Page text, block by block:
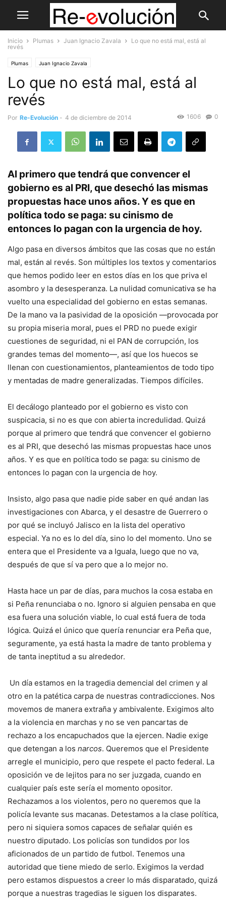
Inicio Plumas Juan Ignacio Zavala
Lo que no está mal, está al
revés
Plumas Juan Ignacio Zavala
Lo que no está mal, está al
revés
Por Re-Evolución - 4 de diciembre de 2014 0
1606
Al primero que tendrá que convencer el
gobierno es al PRI, que desechó las mismas
propuestas hace unos años. Y es que en
política todo se paga: su cinismo de
entonces lo pagan con la urgencia de hoy.
Algo pasa en diversos ámbitos que las cosas que no están
mal, están al revés. Son múltiples los textos y comentarios
que hemos podido leer en estos días en los que priva el
asombro y la desesperanza. La nulidad comunicativa se ha
vuelto una especialidad del gobierno en estas semanas.
De la mano va la pasividad de la oposición —provocada por
su propia miseria moral, pues el PRD no puede exigir
cuestiones de seguridad, ni el PAN de corrupción, los
grandes temas del momento—, así que los huecos se
llenan con cuestionamientos, planteamientos de todo tipo
y mentadas de madre generalizadas. Tiempos difíciles.
El decálogo planteado por el gobierno es visto con
suspicacia, si no es que con abierta incredulidad. Quizá
porque al primero que tendrá que convencer el gobierno
es al PRI, que desechó las mismas propuestas hace unos
años. Y es que en política todo se paga: su cinismo de
entonces lo pagan con la urgencia de hoy.
Insisto, algo pasa que nadie pide saber en qué andan las
investigaciones con Abarca, y el desastre de Guerrero o
por qué se incluyó Jalisco en la lista del operativo
especial. Ya no es lo del día, sino lo del momento. Uno se
entera que el Presidente va a Iguala, luego que no va,
después de que sí va pero que a lo mejor no.
Hasta hace un par de días, para muchos la cosa estaba en
si Peña renunciaba o no. Ignoro si alguien pensaba en que
esa fuera una solución viable, lo cual está fuera de toda
lógica. Quizá el único que quería renunciar era Peña que,
seguramente, ya está hasta la madre de tanto problema y
de tanta ineptitud a su alrededor.
Un día estamos en la tragedia demencial del crimen y al
otro en la patética carpa de nuestras contradicciones. Nos
movemos de manera extraña y ambivalente. Exigimos alto
a la violencia en marchas y no se ven pancartas de
rechazo a los encapuchados que la ejercen. Nadie exige
que detengan a los narcos. Queremos que el Presidente
arregle el municipio, pero que respete el pacto federal. La
oposición ve de lejitos para no ser juzgada, cuando en
cualquier país este sería el momento opositor.
Rechazamos a los violentos, pero no queremos que la
policía levante sus macanas. Detestamos a la clase política,
pero ni siquiera somos capaces de señalar quién es
nuestro diputado. Los policías son tundidos por los
aficionados de un partido de futbol. Tenemos una
autoridad que tiene miedo de serlo. Exigimos la verdad
pero estamos dispuestos a creer lo más disparatado, quizá
porque a nuestras tragedias le siguen los disparates.